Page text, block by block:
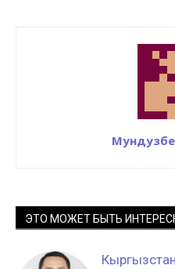
ЭТО МОЖЕТ БЫТЬ